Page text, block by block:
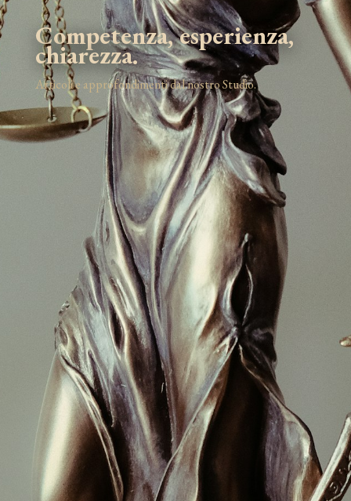
Competenza, esperienza,
chiarezza.
Articoli e approfondimenti dal nostro Studio.